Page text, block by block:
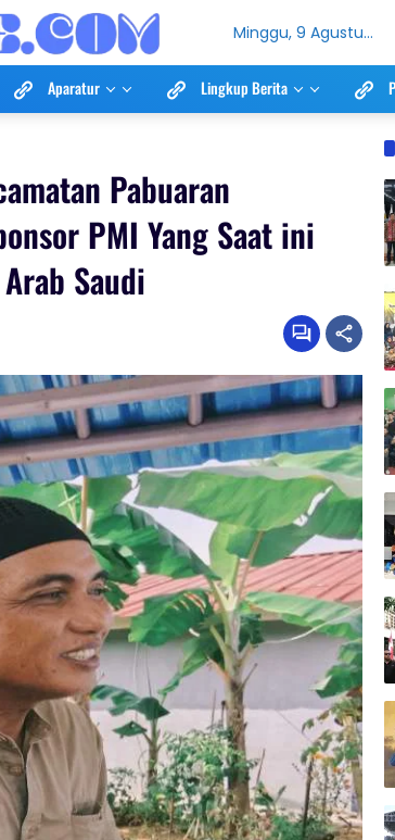
Minggu, 9 Agustus
Aparatur Lingkup Berita
Pabuaran
PMI Yang Saat ini
Saudi